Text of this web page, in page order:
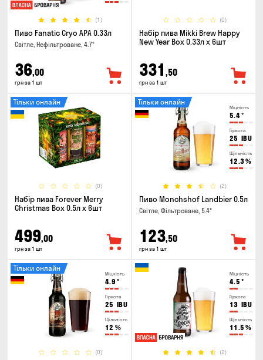
(1)
Пиво Fanatic Cryo APA 0.33л
Світле, Нефільтроване, 4.7°
36,00
грн за 1 шт
(0)
Набір пива Mikki Brew Happy
New Year Box 0.33л x 6шт
331 ,50
грн за 1 шт
(0)
Тільки онлайн
Набір пива Forever Merry
Christmas Box 0.5л x 6шт
499,00
грн за 1 шт
Міцність
5.4°
Гіркота
25 IBU
Щільність
12.3%
(2)
Тільки онлайн
Пиво Monchshof Landbier 0.5л
Світле, Фільтроване, 5.4°
123,50
грн за 1 шт
Міцність
4.9 °
Гіркота
25 IBU
Щільність
12 %
(0)
Тільки онлайн
Міцність
4.5 °
Гіркота
13 IBU
Щільність
11.5 %
(2)